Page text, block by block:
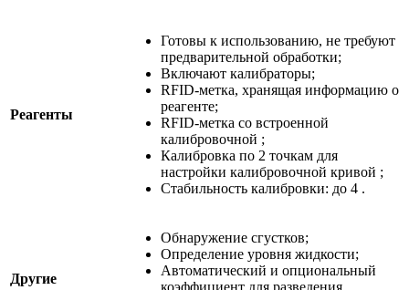
Реагенты
Готовы к использованию, не требуют
предварительной обработки;
Включают калибраторы;
RFID-метка, хранящая информацию о
реагенте;
RFID-метка со встроенной
калибровочной ;
Калибровка по 2 точкам для
настройки калибровочной кривой ;
Стабильность калибровки: до 4 .
Другие
Обнаружение сгустков;
Определение уровня жидкости;
Автоматический и опциональный
коэффициент для разведения